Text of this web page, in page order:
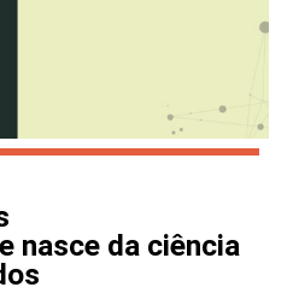
nasce da ciência